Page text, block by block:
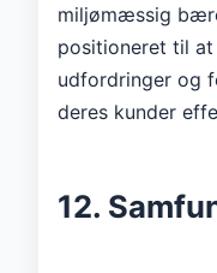
miljømæssig
positioneret til
udfordringer og
deres kunder
12.